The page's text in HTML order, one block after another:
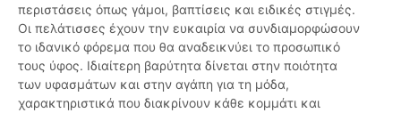
περιστάσεις όπως γάμοι, βαπτίσεις και ειδικές στιγμές.
Οι πελάτισσες έχουν την ευκαιρία να συνδιαμορφώσουν
το ιδανικό φόρεμα που θα αναδεικνύει το προσωπικό
τους ύφος. Ιδιαίτερη βαρύτητα δίνεται στην ποιότητα
των υφασμάτων και στην αγάπη για τη μόδα,
χαρακτηριστικά που διακρίνουν κάθε κομμάτι και